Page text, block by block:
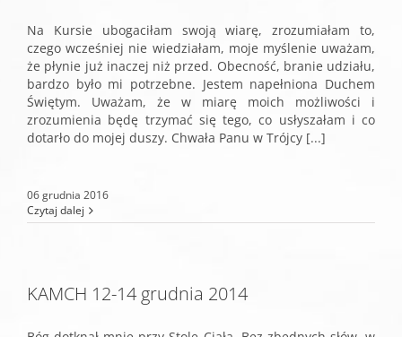
Na Kursie ubogaciłam swoją wiarę, zrozumiałam to,
czego wcześniej nie wiedziałam, moje myślenie uważam,
że płynie już inaczej niż przed. Obecność, branie udziału,
bardzo było mi potrzebne. Jestem napełniona Duchem
Świętym. Uważam, że w miarę moich możliwości i
zrozumienia będę trzymać się tego, co usłyszałam i co
dotarło do mojej duszy. Chwała Panu w Trójcy [...]
06 grudnia 2016
Czytaj dalej
KAMCH 12-14 grudnia 2014